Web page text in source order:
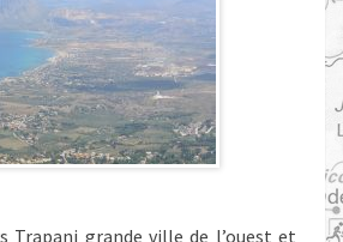
Trapani grande ville de l’ouest et